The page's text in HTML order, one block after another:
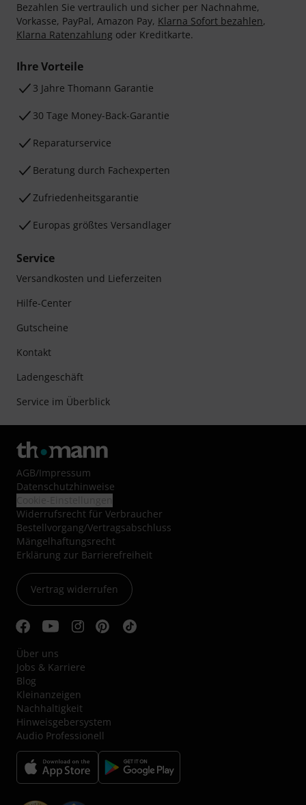
Bezahlen Sie vertraulich und sicher per Nachnahme,
Vorkasse, PayPal, Amazon Pay, Klarna Sofort bezahlen,
Klarna Ratenzahlung oder Kreditkarte.
Ihre Vorteile
3 Jahre Thomann Garantie
30 Tage Money-Back-Garantie
Reparaturservice
Beratung durch Fachexperten
Zufriedenheitsgarantie
Europas größtes Versandlager
Service
Versandkosten und Lieferzeiten
Hilfe-Center
Gutscheine
Kontakt
Ladengeschäft
Service im Überblick
AGB/Impressum
Datenschutzhinweise
Widerrufsrecht für Verbraucher
Bestellvorgang/Vertragsabschluss
Mängelhaftungsrecht
Erklärung zur Barrierefreiheit
Vertrag widerrufen
Über uns
Jobs & Karriere
Blog
Kleinanzeigen
Nachhaltigkeit
Hinweisgebersystem
Audio Professionell